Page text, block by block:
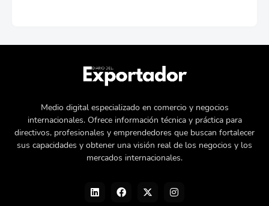
Medio digital especializado en comercio y negocios
internacionales. Ofrece información técnica y práctica para
directivos, profesionales y emprendedores que buscan fortalecer
sus capacidades y obtener una visión real de los negocios y los
mercados internacionales.